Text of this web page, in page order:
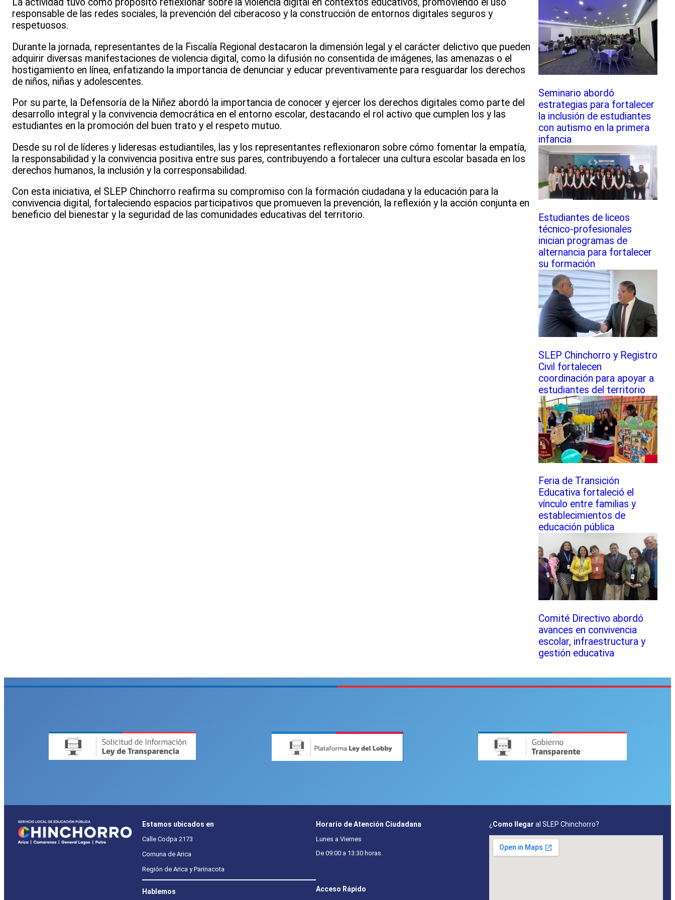
La actividad tuvo como propósito reflexionar sobre la violencia digital en contextos educativos, promoviendo el uso
responsable de las redes sociales, la prevención del ciberacoso y la construcción de entornos digitales seguros y
respetuosos.
Durante la jornada, representantes de la Fiscalía Regional destacaron la dimensión legal y el carácter delictivo que pueden
adquirir diversas manifestaciones de violencia digital, como la difusión no consentida de imágenes, las amenazas o el
hostigamiento en línea, enfatizando la importancia de denunciar y educar preventivamente para resguardar los derechos
de niños, niñas y adolescentes.
Por su parte, la Defensoría de la Niñez abordó la importancia de conocer y ejercer los derechos digitales como parte del
desarrollo integral y la convivencia democrática en el entorno escolar, destacando el rol activo que cumplen los y las
estudiantes en la promoción del buen trato y el respeto mutuo.
Desde su rol de líderes y lideresas estudiantiles, las y los representantes reflexionaron sobre cómo fomentar la empatía,
la responsabilidad y la convivencia positiva entre sus pares, contribuyendo a fortalecer una cultura escolar basada en los
derechos humanos, la inclusión y la corresponsabilidad.
Con esta iniciativa, el SLEP Chinchorro reafirma su compromiso con la formación ciudadana y la educación para la
convivencia digital, fortaleciendo espacios participativos que promueven la prevención, la reflexión y la acción conjunta en
beneficio del bienestar y la seguridad de las comunidades educativas del territorio.
Seminario abordó
estrategias para fortalecer
la inclusión de estudiantes
con autismo en la primera
infancia
Estudiantes de liceos
técnico-profesionales
inician programas de
alternancia para fortalecer
su formación
SLEP Chinchorro y Registro
Civil fortalecen
coordinación para apoyar a
estudiantes del territorio
Feria de Transición
Educativa fortaleció el
vínculo entre familias y
establecimientos de
educación pública
Comité Directivo abordó
avances en convivencia
escolar, infraestructura y
gestión educativa
Estamos ubicados en
Calle Codpa 2173
Comuna de Arica
Región de Arica y Parinacota
Hablemos
Horario de Atención Ciudadana
Lunes a Viernes
De 09:00 a 13:30 horas.
Acceso Rápido
¿ Como llegar al SLEP Chinchorro?